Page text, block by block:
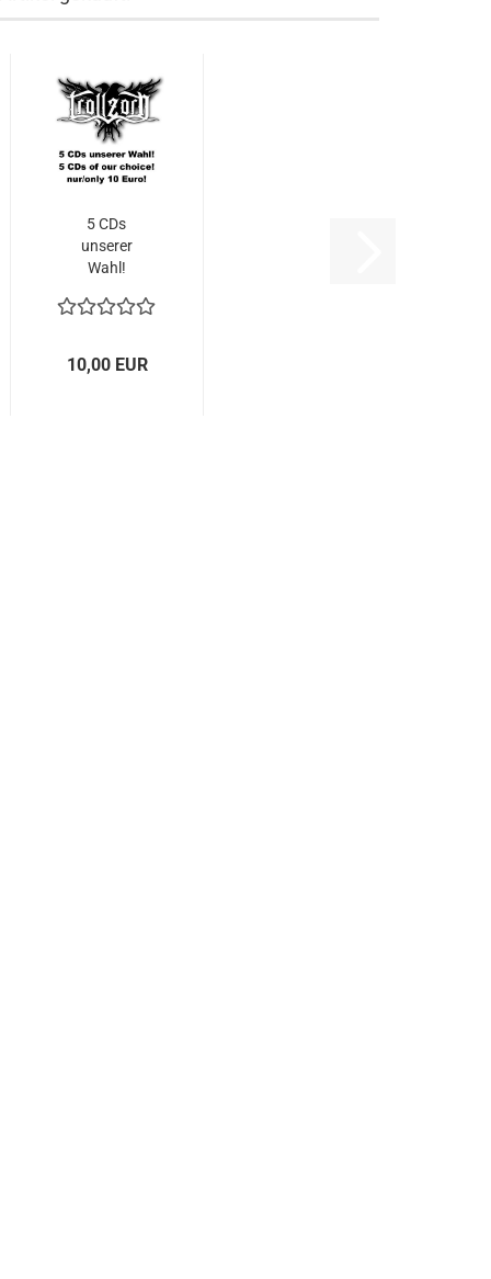
5 CDs
unserer
Wahl!
10,00 EUR